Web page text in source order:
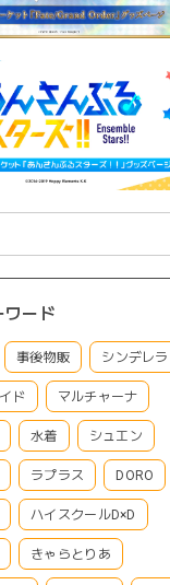
ワード
事後物販 シンデレラ
ド マルチャーナ
水着 シュエン
ラプラス DORO
ハイスクールD×D
きゃらとりあ